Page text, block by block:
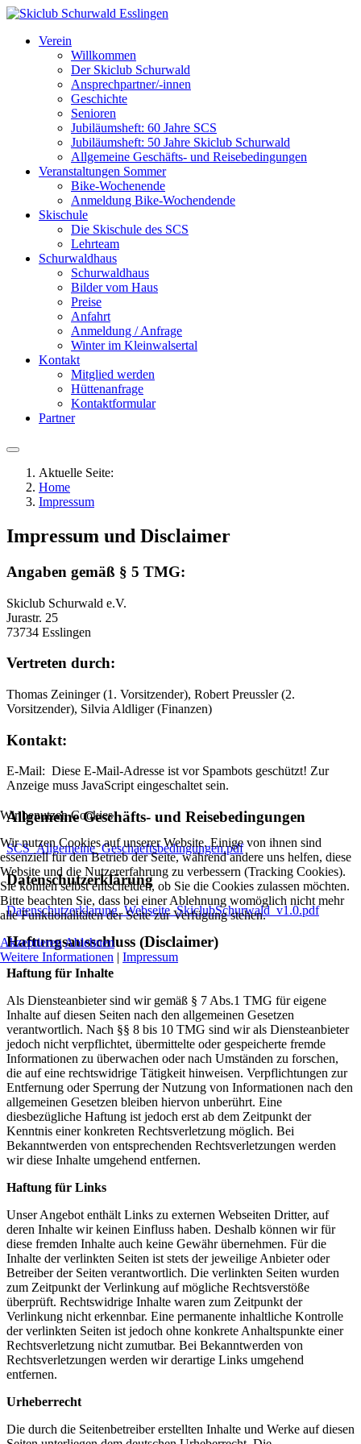
Verein
Willkommen
Der Skiclub Schurwald
Ansprechpartner/-innen
Geschichte
Senioren
Jubiläumsheft: 60 Jahre SCS
Jubiläumsheft: 50 Jahre Skiclub Schurwald
Allgemeine Geschäfts- und Reisebedingungen
Veranstaltungen Sommer
Bike-Wochenende
Anmeldung Bike-Wochendende
Skischule
Die Skischule des SCS
Lehrteam
Schurwaldhaus
Schurwaldhaus
Bilder vom Haus
Preise
Anfahrt
Anmeldung / Anfrage
Winter im Kleinwalsertal
Kontakt
Mitglied werden
Hüttenanfrage
Kontaktformular
Partner
Aktuelle Seite:
Home
Impressum
Impressum und Disclaimer
Angaben gemäß § 5 TMG:
Skiclub Schurwald e.V.
Jurastr. 25
73734 Esslingen
Vertreten durch:
Thomas Zeininger (1. Vorsitzender), Robert Preussler (2.
Vorsitzender), Silvia Aldliger (Finanzen)
Kontakt:
E-Mail: Diese E-Mail-Adresse ist vor Spambots geschützt! Zur
Anzeige muss JavaScript eingeschaltet sein.
Allgemeine Geschäfts- und Reisebedingungen
SCS_Allgemeine_Geschaeftsbedingungen.pdf
Datenschutzerklärung
Datenschutzerklarung_Webseite_SkiclubSchurwald_v1.0.pdf
Haftungsausschluss (Disclaimer)
Haftung für Inhalte
Als Diensteanbieter sind wir gemäß § 7 Abs.1 TMG für eigene
Inhalte auf diesen Seiten nach den allgemeinen Gesetzen
verantwortlich. Nach §§ 8 bis 10 TMG sind wir als Diensteanbieter
jedoch nicht verpflichtet, übermittelte oder gespeicherte fremde
Informationen zu überwachen oder nach Umständen zu forschen,
die auf eine rechtswidrige Tätigkeit hinweisen. Verpflichtungen zur
Entfernung oder Sperrung der Nutzung von Informationen nach den
allgemeinen Gesetzen bleiben hiervon unberührt. Eine
diesbezügliche Haftung ist jedoch erst ab dem Zeitpunkt der
Kenntnis einer konkreten Rechtsverletzung möglich. Bei
Bekanntwerden von entsprechenden Rechtsverletzungen werden
wir diese Inhalte umgehend entfernen.
Haftung für Links
Unser Angebot enthält Links zu externen Webseiten Dritter, auf
deren Inhalte wir keinen Einfluss haben. Deshalb können wir für
diese fremden Inhalte auch keine Gewähr übernehmen. Für die
Inhalte der verlinkten Seiten ist stets der jeweilige Anbieter oder
Betreiber der Seiten verantwortlich. Die verlinkten Seiten wurden
zum Zeitpunkt der Verlinkung auf mögliche Rechtsverstöße
überprüft. Rechtswidrige Inhalte waren zum Zeitpunkt der
Verlinkung nicht erkennbar. Eine permanente inhaltliche Kontrolle
der verlinkten Seiten ist jedoch ohne konkrete Anhaltspunkte einer
Rechtsverletzung nicht zumutbar. Bei Bekanntwerden von
Rechtsverletzungen werden wir derartige Links umgehend
entfernen.
Urheberrecht
Die durch die Seitenbetreiber erstellten Inhalte und Werke auf diesen
Wir benutzen Cookies
Wir nutzen Cookies auf unserer Website. Einige von ihnen sind
essenziell für den Betrieb der Seite, während andere uns helfen, diese
Website und die Nutzererfahrung zu verbessern (Tracking Cookies).
Sie können selbst entscheiden, ob Sie die Cookies zulassen möchten.
Bitte beachten Sie, dass bei einer Ablehnung womöglich nicht mehr
alle Funktionalitäten der Seite zur Verfügung stehen.
Akzeptieren Ablehnen
Weitere Informationen | Impressum